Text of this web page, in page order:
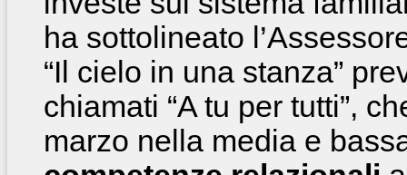
ha sottolineato
“Il cielo in una stanza”
chiamati “A tu per tutti”,
marzo nella media e